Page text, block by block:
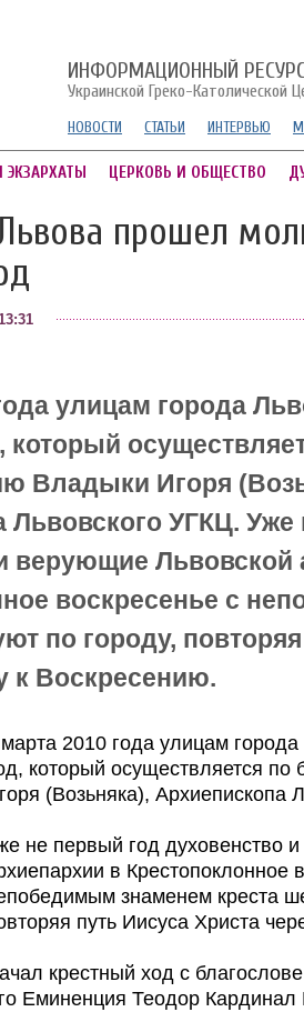
ИНФОРМАЦИОННЫЙ
Украинской Греко-Католической
НОВОСТИ СТАТЬИ ИНТЕРВЬЮ
ЭКЗАРХАТЫ ЦЕРКОВЬ И ОБЩЕСТВО
прошел
улицам города
который
Владыки Игоря
Львовского УГКЦ.
верующие Львовской
воскресенье с
по городу,
к Воскресению.
2010 года улицам
который осуществляется
(Возьняка), Архиепископа
не первый год духовенство
в Крестопоклонное
знаменем креста
путь Иисуса Христа
крестный ход с
Еминенция Теодор Кардинал